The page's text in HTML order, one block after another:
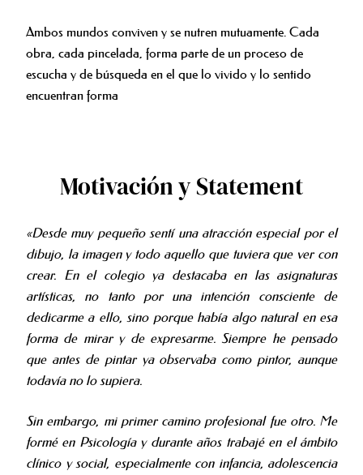
Ambos mundos conviven y se nutren mutuamente. Cada
obra, cada pincelada, forma parte de un proceso de
escucha y de búsqueda en el que lo vivido y lo sentido
encuentran forma
Motivación y Statement
«Desde muy pequeño sentí una atracción especial por el
dibujo, la imagen y todo aquello que tuviera que ver con
crear. En el colegio ya destacaba en las asignaturas
artísticas, no tanto por una intención consciente de
dedicarme a ello, sino porque había algo natural en esa
forma de mirar y de expresarme. Siempre he pensado
que antes de pintar ya observaba como pintor, aunque
todavía no lo supiera.
Sin embargo, mi primer camino profesional fue otro. Me
formé en Psicología y durante años trabajé en el ámbito
clínico y social, especialmente con infancia, adolescencia